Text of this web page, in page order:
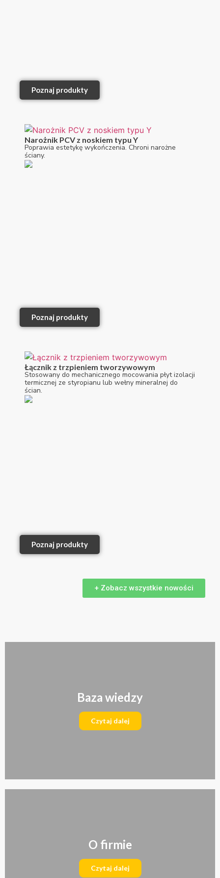
Poznaj produkty
Narożnik PCV z noskiem typu Y
Poprawia estetykę wykończenia. Chroni narożne
ściany.
Poznaj produkty
Łącznik z trzpieniem tworzywowym
Stosowany do mechanicznego mocowania płyt izolacji
termicznej ze styropianu lub wełny mineralnej do
ścian.
Poznaj produkty
+ Zobacz wszystkie nowości
Baza wiedzy
Czytaj dalej
O firmie
Czytaj dalej